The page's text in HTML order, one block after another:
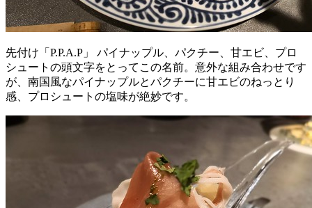
先付け「P.P.A.P」 パイナップル、パクチー、甘エビ、プロ
シュートの頭文字をとってこの名前。意外な組み合わせです
が、南国風なパイナップルとパクチーに甘エビのねっとり
感、プロシュートの塩味が絶妙です。